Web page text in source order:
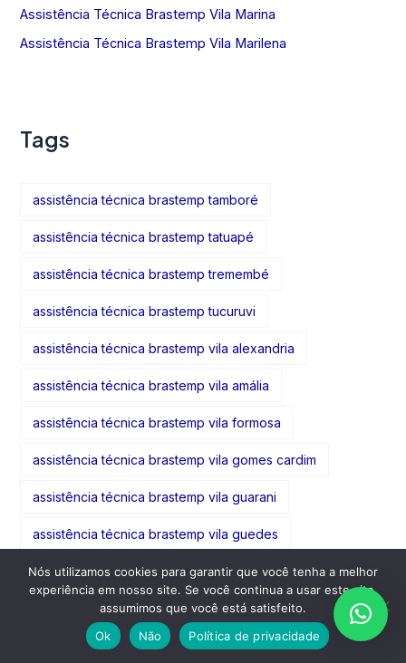
Assistência Técnica Brastemp Vila Marina
Assistência Técnica Brastemp Vila Marilena
Tags
assistência técnica brastemp tamboré
assistência técnica brastemp tatuapé
assistência técnica brastemp tremembé
assistência técnica brastemp tucuruvi
assistência técnica brastemp vila alexandria
assistência técnica brastemp vila amália
assistência técnica brastemp vila formosa
assistência técnica brastemp vila gomes cardim
assistência técnica brastemp vila guarani
assistência técnica brastemp vila guedes
assistência técnica brastemp vila guilherme
assistência técnica brastemp vila gumercindo
assistência técnica brastemp vila gustavo
Nós utilizamos cookies para garantir que você tenha a melhor
experiência em nosso site. Se você continua a usar este site,
assumimos que você está satisfeito.
Ok
Não Política de privacidade